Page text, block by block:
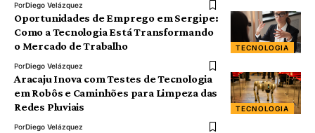
PorDiego Velázquez
TECNOLOGIA
Oportunidades de Emprego em Sergipe:
Como a Tecnologia Está Transformando
o Mercado de Trabalho
PorDiego Velázquez
TECNOLOGIA
Aracaju Inova com Testes de Tecnologia
em Robôs e Caminhões para Limpeza das
Redes Pluviais
PorDiego Velázquez